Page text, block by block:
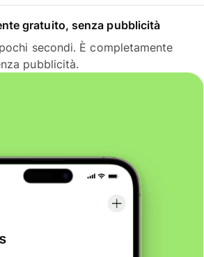
gratuito, senza pubblicità
secondi. È completamente
pubblicità.